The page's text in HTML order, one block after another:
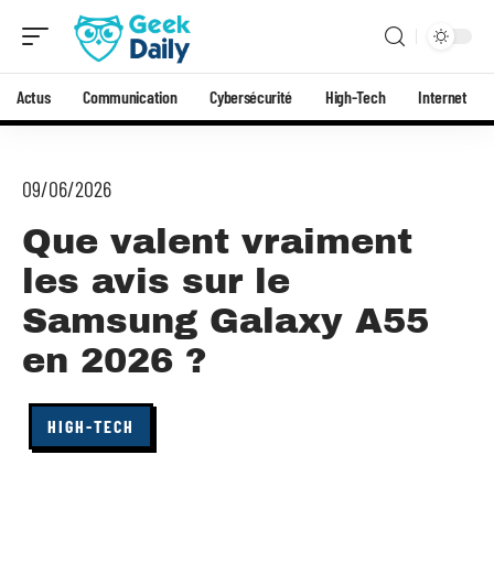
Actus Communication Cybersécurité High-Tech Internet
09/06/2026
Que valent vraiment
les avis sur le
Samsung Galaxy A55
en 2026 ?
HIGH-TECH